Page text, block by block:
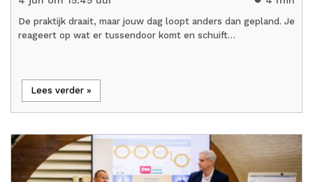
De praktijk draait, maar jouw dag loopt anders dan gepland. Je
reageert op wat er tussendoor komt en schuift…
Lees verder »